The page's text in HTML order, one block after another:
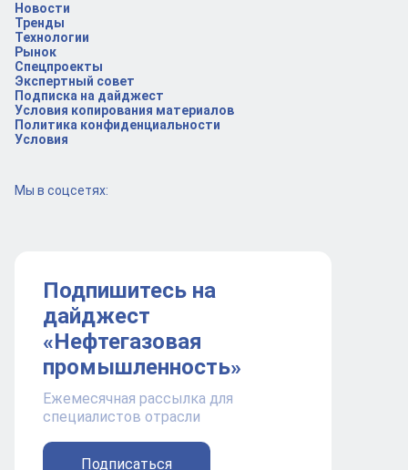
Новости
Тренды
Технологии
Рынок
Спецпроекты
Экспертный совет
Подписка на дайджест
Условия копирования материалов
Политика конфиденциальности
Условия
Мы в соцсетях:
Подпишитесь на
дайджест
«Нефтегазовая
промышленность»
Ежемесячная рассылка для
специалистов отрасли
Подписаться